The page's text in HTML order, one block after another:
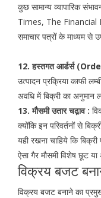
कुछ सामान्य व्यापारिक
Times, The Financial
समाचार पत्रों के माध्यम से
12. हस्तगत आर्डर्स
उत्पादन प्रक्रिया काफी
अवधि में बिक्री का अनुमान
13. मौसमी उतार चढ़ा़व :
क्योंकि इन परिवर्तनों से
यही रखना चाहिये कि
ऐसा गैर मौसमी विशेष छूट
विक्रय बजट
विक्रय बजट बनाने का